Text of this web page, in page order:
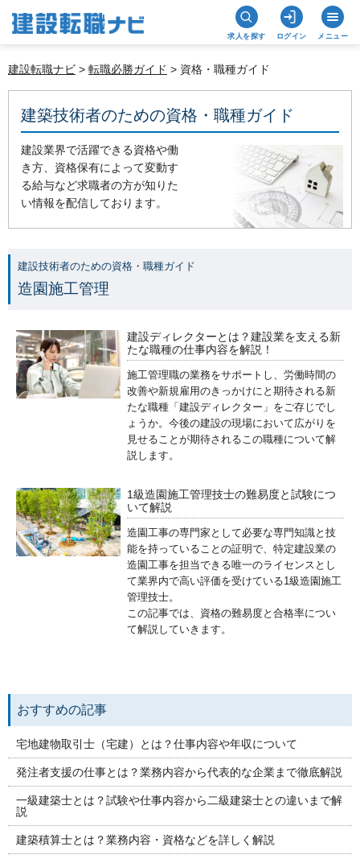
求人を探す ログイン メニュー
建設転職ナビ > 転職必勝ガイド > 資格・職種ガイド
建築技術者のための資格・職種ガイド
建設業界で活躍できる資格や働
き方、資格保有によって変動す
る給与など求職者の方が知りた
い情報を配信しております。
建設技術者のための資格・職種ガイド
造園施工管理
建設ディレクターとは？建設業を支える新
たな職種の仕事内容を解説！
施工管理職の業務をサポートし、労働時間の
改善や新規雇用のきっかけにと期待される新
たな職種「建設ディレクター」をご存じでし
ょうか。今後の建設の現場において広がりを
見せることが期待されるこの職種について解
説します。
1級造園施工管理技士の難易度と試験につ
いて解説
造園工事の専門家として必要な専門知識と技
能を持っていることの証明で、特定建設業の
造園工事を担当できる唯一のライセンスとし
て業界内で高い評価を受けている1級造園施工
管理技士。
この記事では、資格の難易度と合格率につい
て解説していきます。
おすすめの記事
宅地建物取引士（宅建）とは？仕事内容や年収について
発注者支援の仕事とは？業務内容から代表的な企業まで徹底解説
一級建築士とは？試験や仕事内容から二級建築士との違いまで解
説
建築積算士とは？業務内容・資格などを詳しく解説